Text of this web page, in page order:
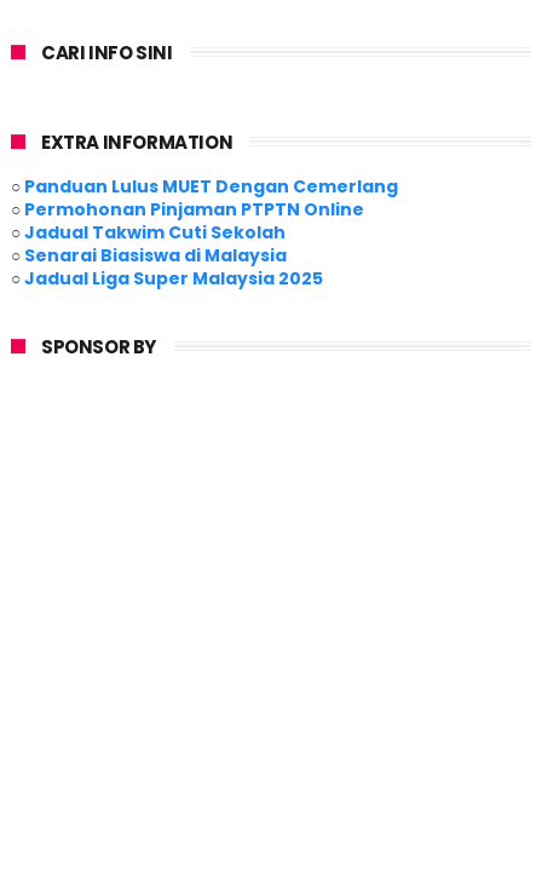
CARI INFO SINI
EXTRA INFORMATION
○ Panduan Lulus MUET Dengan Cemerlang
○ Permohonan Pinjaman PTPTN Online
○Jadual Takwim Cuti Sekolah
○ Senarai Biasiswa di Malaysia
○Jadual Liga Super Malaysia 2025
SPONSOR BY